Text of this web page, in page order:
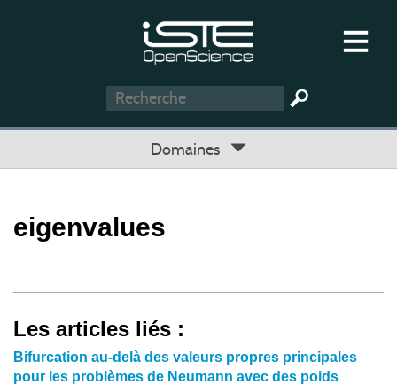
Domaines
eigenvalues
Les articles liés :
Bifurcation au-delà des valeurs propres principales
pour les problèmes de Neumann avec des poids